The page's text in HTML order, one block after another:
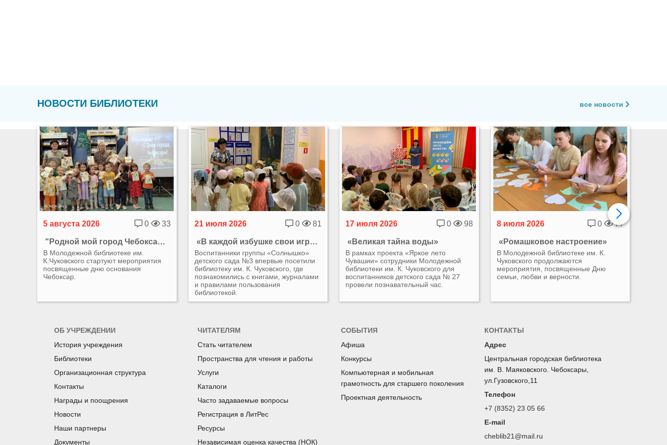
НОВОСТИ БИБЛИОТЕКИ все новости
5 августа 2026 0 33
"Родной мой город Чебоксары"
В Молодежной библиотеке им.
К.Чуковского стартуют мероприятия
посвященные дню основания
Чебоксар.
21 июля 2026 0 81
«В каждой избушке свои игрушки»
Воспитанники группы «Солнышко»
детского сада №3 впервые посетили
библиотеку им. К. Чуковского, где
познакомились с книгами, журналами
и правилами пользования
библиотекой.
17 июля 2026 0 98
«Великая тайна воды»
В рамках проекта «Яркое лето
Чувашии» сотрудники Молодежной
библиотеки им. К. Чуковского для
воспитанников детского сада № 27
провели познавательный час.
8 июля 2026 0 77
«Ромашковое настроение»
В Молодежной библиотеке им. К.
Чуковского продолжаются
мероприятия, посвященные Дню
семьи, любви и верности.
ОБ УЧРЕЖДЕНИИ
История учреждения
Библиотеки
Организационная структура
Контакты
Награды и поощрения
Новости
Наши партнеры
Документы
ЧИТАТЕЛЯМ
Стать читателем
Пространства для чтения и работы
Услуги
Каталоги
Часто задаваемые вопросы
Регистрация в ЛитРес
Ресурсы
Независимая оценка качества (НОК)
СОБЫТИЯ
Афиша
Конкурсы
Компьютерная и мобильная
грамотность для старшего поколения
Проектная деятельность
КОНТАКТЫ
Адрес
Центральная городская библиотека
им. В. Маяковского. Чебоксары,
ул.Гузовского,11
Телефон
+7 (8352) 23 05 66
E-mail
cheblib21@mail.ru